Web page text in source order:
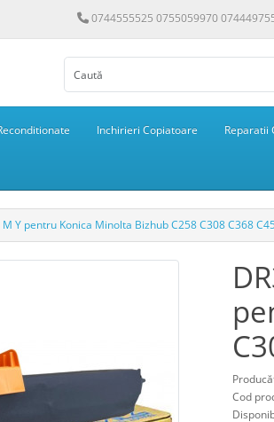
0744555525 0755059970
Inchirieri Copiatoare Reparatii
Y pentru Konica Minolta Bizhub C258 C308 C368
Cod